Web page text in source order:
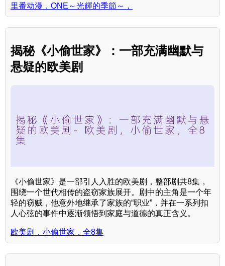
里番动漫，ONE～光輝的季節～，
揭秘《小偷世家》：一部充满幽默与
悬疑的欧美剧
《小偷世家》是一部引人入胜的欧美剧，整部剧共8集，
围绕一个世代相传的盗窃家族展开。剧中的主角是一个年
轻的窃贼，他意外地继承了家族的“职业”，并在一系列扣
人心弦的事件中逐渐领悟到家庭与道德的真正含义。
欧美剧，小偷世家，全8集